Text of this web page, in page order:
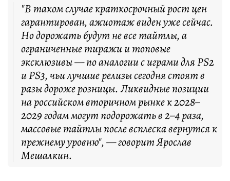
"В таком случае краткосрочный рост цен
гарантирован, ажиотаж виден уже сейчас.
Но дорожать будут не все тайтлы, а
ограниченные тиражи и топовые
эксклюзивы — по аналогии с играми для PS2
и PS3, чьи лучшие релизы сегодня стоят в
разы дороже розницы. Ликвидные позиции
на российском вторичном рынке к 2028–
2029 годам могут подорожать в 2–4 раза,
массовые тайтлы после всплеска вернутся к
прежнему уровню", — говорит Ярослав
Мешалкин.